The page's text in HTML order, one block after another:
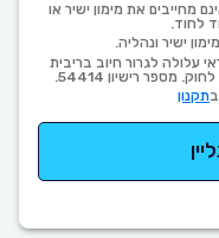
מחייבים את מימון ישיר או
לחוד.
ישיר ונהליה.
עלולה לגרור חיוב בריבית
מספר רישיון 54414.
תקנון